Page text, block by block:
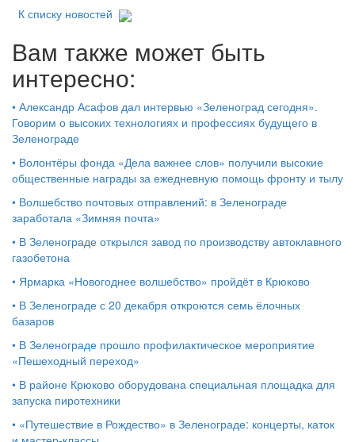
К списку новостей
Вам также может быть
интересно:
• Александр Асафов дал интервью «Зеленоград сегодня».
Говорим о высоких технологиях и профессиях будущего в
Зеленограде
• Волонтёры фонда «Дела важнее слов» получили высокие
общественные награды за ежедневную помощь фронту и тылу
• Волшебство почтовых отправлений: в Зеленограде
заработала «Зимняя почта»
• В Зеленограде открылся завод по производству автоклавного
газобетона
• Ярмарка «Новогоднее волшебство» пройдёт в Крюково
• В Зеленограде с 20 декабря откроются семь ёлочных
базаров
• В Зеленограде прошло профилактическое мероприятие
«Пешеходный переход»
• В районе Крюково оборудована специальная площадка для
запуска пиротехники
• «Путешествие в Рождество» в Зеленограде: концерты, каток